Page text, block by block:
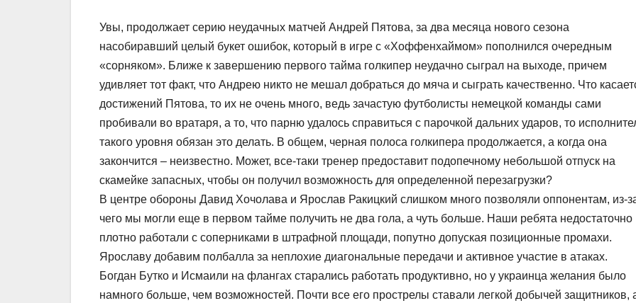
Увы, продолжает серию неудачных матчей Андрей Пятова, за два месяца нового сезона
насобиравший целый букет ошибок, который в игре с «Хоффенхаймом» пополнился очередным
«сорняком». Ближе к завершению первого тайма голкипер неудачно сыграл на выходе, причем
удивляет тот факт, что Андрею никто не мешал добраться до мяча и сыграть качественно. Что
достижений Пятова, то их не очень много, ведь зачастую футболисты немецкой команды сами
пробивали во вратаря, а то, что парню удалось справиться с парочкой дальних ударов, то
такого уровня обязан это делать. В общем, черная полоса голкипера продолжается, а когда она
закончится – неизвестно. Может, все-таки тренер предоставит подопечному небольшой отпуск на
скамейке запасных, чтобы он получил возможность для определенной перезагрузки?
В центре обороны Давид Хочолава и Ярослав Ракицкий слишком много позволяли оппонентам, из-
чего мы могли еще в первом тайме получить не два гола, а чуть больше. Наши ребята недостаточно
плотно работали с соперниками в штрафной площади, попутно допуская позиционные промахи.
Ярославу добавим полбалла за неплохие диагональные передачи и активное участие в атаках.
Богдан Бутко и Исмаили на флангах старались работать продуктивно, но у украинца желания было
намного больше, чем возможностей. Почти все его прострелы ставали легкой добычей защитников,